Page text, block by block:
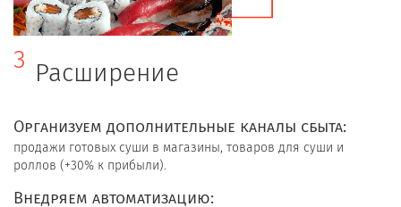
3 Расширение
Организуем дополнительные каналы сбыта:
продажи готовых суши в магазины, товаров для суши и
роллов (+30% к прибыли).
Внедряем автоматизацию: